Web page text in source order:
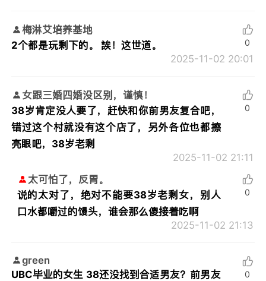
梅淋艾培养基地
2个都是玩剩下的。 誒！这世道。
2025-11-02 20:01
0
女跟三婚四婚没区别，谨慎！
38岁肯定没人要了，赶快和你前男友复合吧，
错过这个村就没有这个店了，另外各位也都擦
亮眼吧，38岁老剩
2025-11-02 21:11
0
太可怕了，反胃。
说的太对了，绝对不能要38岁老剩女，别人
口水都嚼过的馒头，谁会那么傻接着吃啊
2025-11-02 21:13
0
green
UBC毕业的女生 38还没找到合适男友？前男友
0